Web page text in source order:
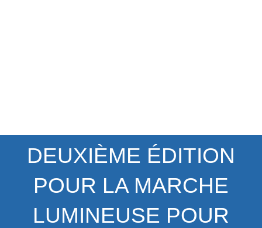
DEUXIÈME ÉDITION
POUR LA MARCHE
LUMINEUSE POUR